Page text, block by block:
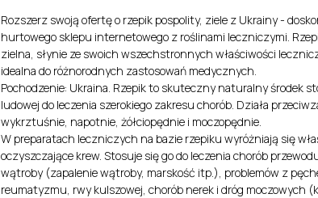
Rozszerz swoją ofertę o rzepik pospolity, ziele z Ukrainy -
hurtowego sklepu internetowego z roślinami leczniczymi.
zielna, słynie ze swoich wszechstronnych właściwości
idealna do różnorodnych zastosowań medycznych.
Pochodzenie: Ukraina. Rzepik to skuteczny naturalny środek
ludowej do leczenia szerokiego zakresu chorób. Działa
wykrztuśnie, napotnie, żółciopędnie i moczopędnie.
W preparatach leczniczych na bazie rzepiku wyróżniają się
oczyszczające krew. Stosuje się go do leczenia chorób
wątroby (zapalenie wątroby, marskość itp.), problemów z
reumatyzmu, rwy kulszowej, chorób nerek i dróg moczowych